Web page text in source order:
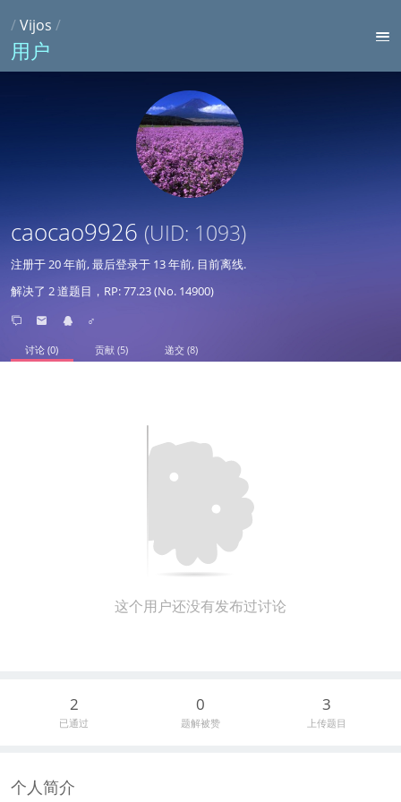
/Vijos /
用户
caocao9926 (UID: 1093)
注册于20 年前, 最后登录于 13 年前, 目前离线.
解决了 2 道题目，RP: 77.23 (No. 14900)
♂
讨论 (0) 贡献 (5) 递交 (8)
这个用户还没有发布过讨论
2
已通过
0
题解被赞
3
上传题目
个人简介